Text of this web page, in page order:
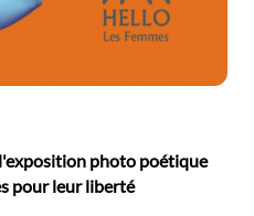
photo poétique
pour leur liberté